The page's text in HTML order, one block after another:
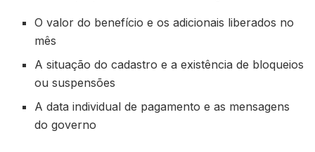
O valor do benefício e os adicionais liberados no
mês
A situação do cadastro e a existência de bloqueios
ou suspensões
A data individual de pagamento e as mensagens
do governo